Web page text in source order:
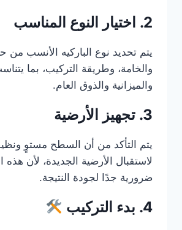
2. اختيار النوع المناسب
يتم تحديد نوع الباركيه الأنسب من
والخامة، وطريقة التركيب، بما
والميزانية والذوق العام.
3. تجهيز الأرضية
يتم التأكد من أن السطح مستوٍ
لاستقبال الأرضية الجديدة، لأن هذه
ضرورية جدًا لجودة النتيجة.
4. بدء التركيب